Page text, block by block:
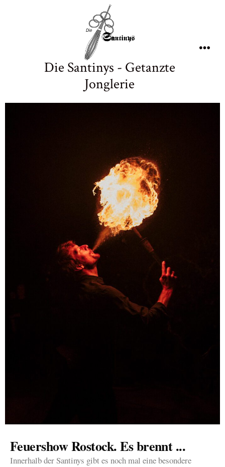
Die Santinys - Getanzte
Jonglerie
Feuershow Rostock. Es brennt ...
Innerhalb der Santinys gibt es noch mal eine besondere